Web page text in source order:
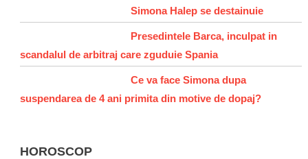
Simona Halep se destainuie
Presedintele Barca, inculpat in
scandalul de arbitraj care zguduie Spania
Ce va face Simona dupa
suspendarea de 4 ani primita din motive de dopaj?
HOROSCOP